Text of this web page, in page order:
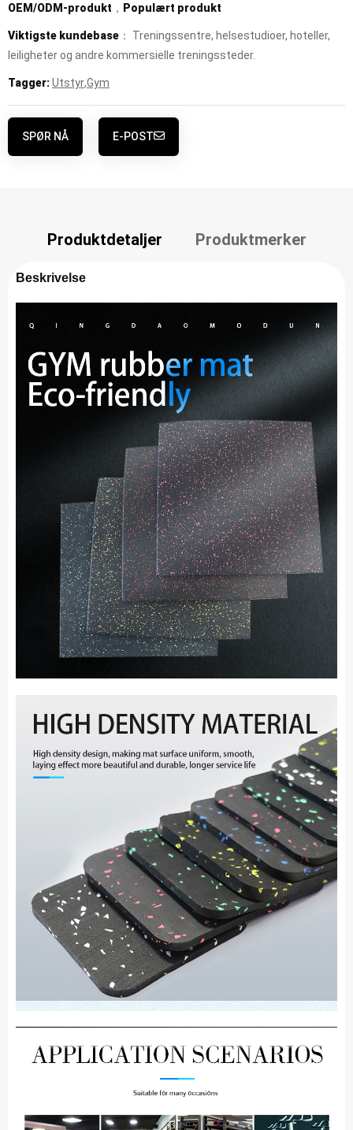
OEM/ODM-produkt ， Populært produkt
Viktigste kundebase ： Treningssentre, helsestudioer, hoteller,
leiligheter og andre kommersielle treningssteder.
Tagger:Utstyr,Gym
SPØR NÅ E-POST
Produktdetaljer Produktmerker
Beskrivelse